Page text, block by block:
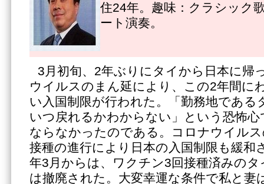
住24年。趣味：クラシック
ート演奏。
3月初旬、2年ぶりにタイから日本に帰
ウイルスのまん延により、この2年間に
い入国制限が行われた。「勤務地である
いつ戻れるかわからない」という恐怖
ならなかったのである。コロナウイル
接種の進行により日本の入国制限も緩和
年3月からは、ワクチン3回接種済みのタ
は撤廃された。大変幸運な条件で私と妻